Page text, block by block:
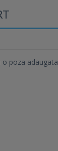
poza adaugata